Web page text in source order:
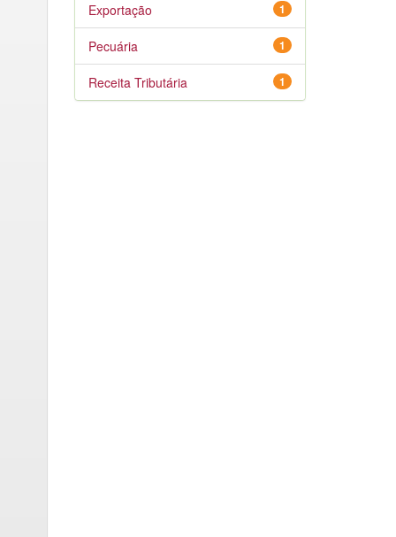
1
Exportação
1
Pecuária
1
Receita Tributária